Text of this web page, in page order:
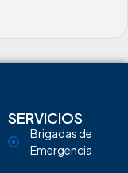
SERVICIOS
Brigadas de
Emergencia